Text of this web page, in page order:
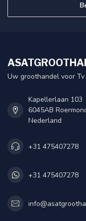
Uw groothandel voor
Kapellerlaan 103
6045AB
Nederland
+31 475407278
+31 475407278